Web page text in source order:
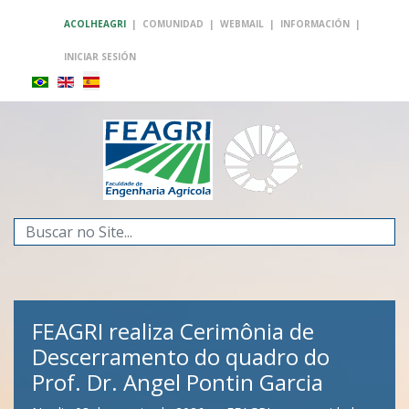
ACOLHEAGRI | COMUNIDAD | WEBMAIL | INFORMACIÓN |
INICIAR SESIÓN
Buscar...
FEAGRI realiza Cerimônia de
Descerramento do quadro do
Prof. Dr. Angel Pontin Garcia
FEAGRI